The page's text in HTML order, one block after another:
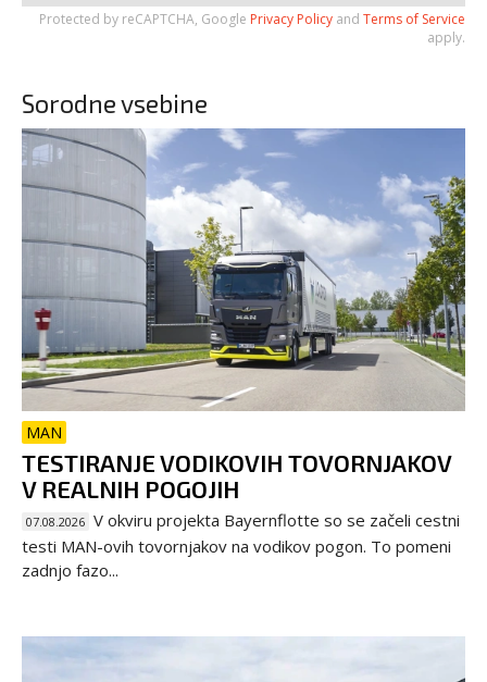
Protected by reCAPTCHA, Google Privacy Policy and Terms of Service
apply.
Sorodne vsebine
MAN
TESTIRANJE VODIKOVIH TOVORNJAKOV
V REALNIH POGOJIH
07.08.2026 V okviru projekta Bayernflotte so se začeli cestni
testi MAN-ovih tovornjakov na vodikov pogon. To pomeni
zadnjo fazo...